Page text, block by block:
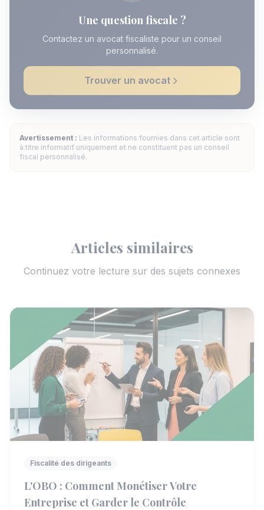
Une question fiscale ?
Contactez un avocat fiscaliste pour un conseil
personnalisé.
Trouver un avocat
Avertissement : Les informations fournies dans cet article sont
à titre informatif uniquement et ne constituent pas un conseil
fiscal personnalisé.
Articles similaires
Continuez votre lecture sur des sujets connexes
Fiscalité des dirigeants
L'OBO : Comment Monétiser Votre
Entreprise et Garder le Contrôle